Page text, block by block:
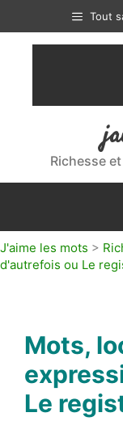
contenu
Tout
Richesse
J'aime les mots >
d'autrefois ou Le
Mots,
Le